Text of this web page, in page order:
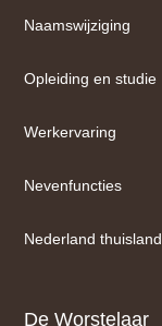
Naamswijziging
Opleiding en studie
Werkervaring
Nevenfuncties
Nederland thuisland
De Worstelaar